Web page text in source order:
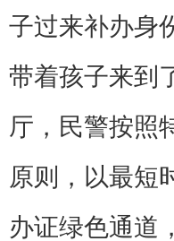
子过来补办身
带着孩子来到
厅，民警按照
原则，以最短
办证绿色通道